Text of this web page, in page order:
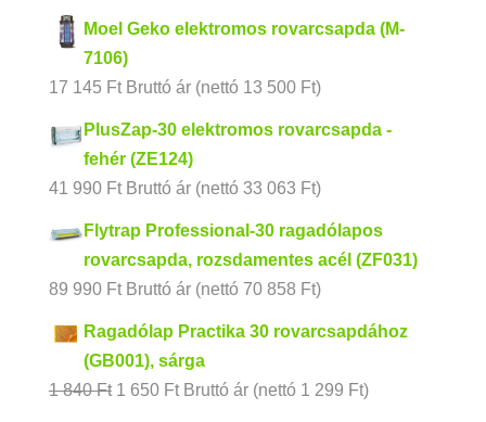
Moel Geko elektromos rovarcsapda (M-
7106)
17 145 Ft Bruttó ár (nettó 13 500 Ft)
PlusZap-30 elektromos rovarcsapda -
fehér (ZE124)
41 990 Ft Bruttó ár (nettó 33 063 Ft)
Flytrap Professional-30 ragadólapos
rovarcsapda, rozsdamentes acél (ZF031)
89 990 Ft Bruttó ár (nettó 70 858 Ft)
Ragadólap Practika 30 rovarcsapdához
(GB001), sárga
1 840Ft Original
1 650 FtCurrent
Bruttó ár (nettó 1 299 Ft)